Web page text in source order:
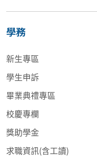
學務
新生專區
學生申訴
畢業典禮專區
校慶專欄
獎助學金
求職資訊(含工讀)